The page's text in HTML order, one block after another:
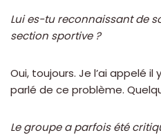
Lui es-tu reconnaissant de
section sportive ?
Oui, toujours. Je l’ai appelé il
parlé de ce problème.
Le groupe a parfois été